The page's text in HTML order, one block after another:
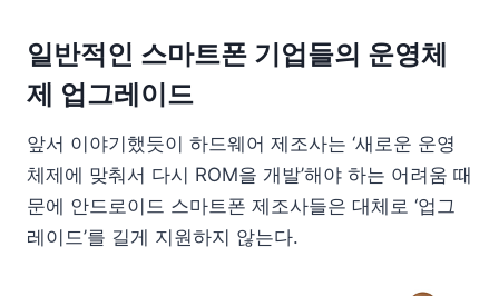
일반적인 스마트폰 기업들의 운영체
제 업그레이드
앞서 이야기했듯이 하드웨어 제조사는 ‘새로운 운영
체제에 맞춰서 다시 ROM을 개발’해야 하는 어려움 때
문에 안드로이드 스마트폰 제조사들은 대체로 ‘업그
레이드’를 길게 지원하지 않는다.